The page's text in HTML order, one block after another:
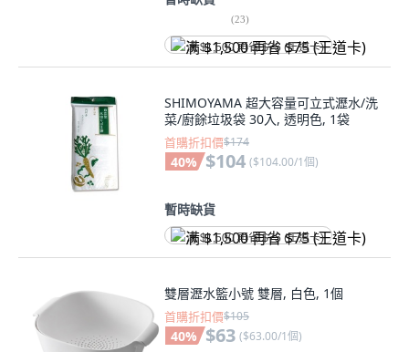
(23)
满 $1,500 再省 $75 (王道卡)
SHIMOYAMA 超大容量可立式瀝水/洗
菜/廚餘垃圾袋 30入, 透明色, 1袋
首購折扣價$174
40% $104 ($104.00/1個)
暫時缺貨
满 $1,500 再省 $75 (王道卡)
雙層瀝水籃小號 雙層, 白色, 1個
首購折扣價$105
40% $63 ($63.00/1個)